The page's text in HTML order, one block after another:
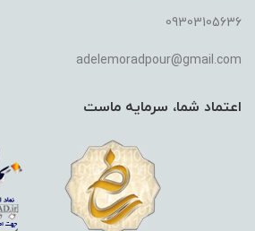
09303105636
adelemoradpour@gmail.com
اعتماد شما، سرمایه ماست